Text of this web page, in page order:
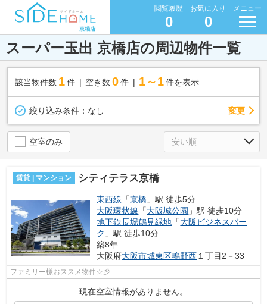
閲覧履歴
0
お気に入り
0
メニュー
スーパー玉出 京橋店の周辺物件一覧
該当物件数 1件 空き数 0 件 1～1 件を表示
絞り込み条件： なし 変更
空室のみ
賃貸 | マンション シティテラス京橋
東西線 「京橋 」駅 徒歩5分
大阪環状線 「大阪城公園 」駅 徒歩10分
地下鉄長堀鶴見緑地 「大阪ビジネスパー
ク 」駅 徒歩10分
築8年
大阪府大阪市城東区鴫野西１丁目2－33
ファミリー様おススメ物件☆彡
現在空室情報がありません。